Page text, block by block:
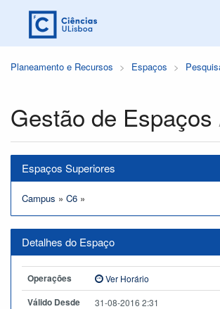
Planeamento e Recursos Espaços
Gestão de Espaços
Espaços Superiores
Campus » C6 »
Detalhes do Espaço
Operações Ver Horário
Válido Desde 31-08-2016 2:31